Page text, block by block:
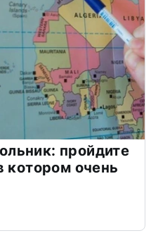
пройдите
котором очень